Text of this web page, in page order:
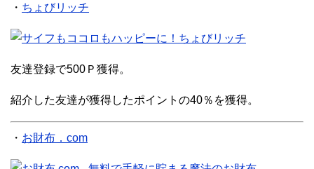
・ ちょびリッチ
友達登録で500Ｐ獲得。
紹介した友達が獲得したポイントの40％を獲得。
・ お財布．com